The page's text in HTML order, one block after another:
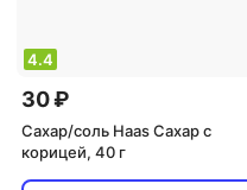
4.4
30 ₽
Сахар/соль Haas Сахар с
корицей, 40 г